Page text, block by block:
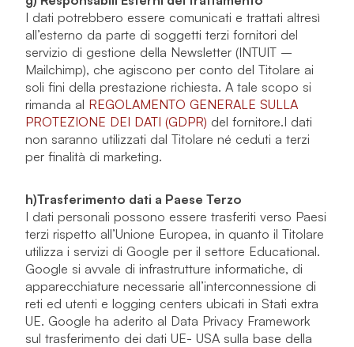
I dati potrebbero essere comunicati e trattati altresì
all’esterno da parte di soggetti terzi fornitori del
servizio di gestione della Newsletter (INTUIT –
Mailchimp), che agiscono per conto del Titolare ai
soli fini della prestazione richiesta. A tale scopo si
rimanda al REGOLAMENTO GENERALE SULLA
PROTEZIONE DEI DATI (GDPR) del fornitore.I dati
non saranno utilizzati dal Titolare né ceduti a terzi
per finalità di marketing.
h)Trasferimento dati a Paese Terzo
I dati personali possono essere trasferiti verso Paesi
terzi rispetto all’Unione Europea, in quanto il Titolare
utilizza i servizi di Google per il settore Educational.
Google si avvale di infrastrutture informatiche, di
apparecchiature necessarie all’interconnessione di
reti ed utenti e logging centers ubicati in Stati extra
UE. Google ha aderito al Data Privacy Framework
sul trasferimento dei dati UE- USA sulla base della